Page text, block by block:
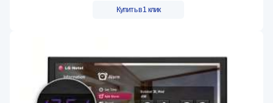
Купить в 1 клик